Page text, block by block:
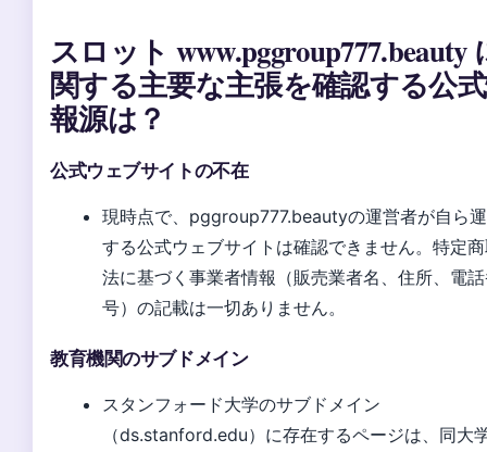
スロット www.pggroup777.beauty
関する主要な主張を確認する公
報源は？
公式ウェブサイトの不在
現時点で、pggroup777.beautyの運営者が自ら
する公式ウェブサイトは確認できません。特定
法に基づく事業者情報（販売業者名、住所、電
号）の記載は一切ありません。
教育機関のサブドメイン
スタンフォード大学のサブドメイン
（ds.stanford.edu）に存在するページは、同大